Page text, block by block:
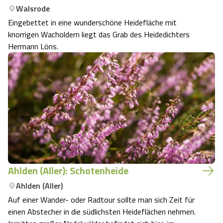
Urlaub auf dem Bauernhof
Urlaub mit Hund
Last Minute
Anreise
Kataloge
Shop
Kutschen
Regionale Küche
Tiere
HeideSpezialitäten
Unterkünfte
Urlaub mit Hund
Otter Zentrum
Wildpark Müden
Snow World Bispingen
Ralf Schumacher Kart & Bowl
Abenteuerland Trampolin-Park
Veranstaltungen
Shopping Celle
Unterkünfte Celle
Veranstaltungen & Führungen Celle
Walsrode
Eingebettet in eine wunderschöne Heidefläche mit
knorrigen Wacholdern liegt das Grab des Heidedichters
Hermann Löns.
Ahlden (Aller): Schotenheide
Ahlden (Aller)
Auf einer Wander- oder Radtour sollte man sich Zeit für
einen Abstecher in die südlichsten Heideflächen nehmen.